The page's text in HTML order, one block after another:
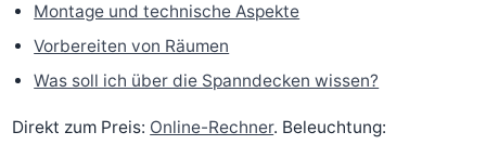
Montage und technische Aspekte
Vorbereiten von Räumen
Was soll ich über die Spanndecken wissen?
Direkt zum Preis: Online-Rechner. Beleuchtung: